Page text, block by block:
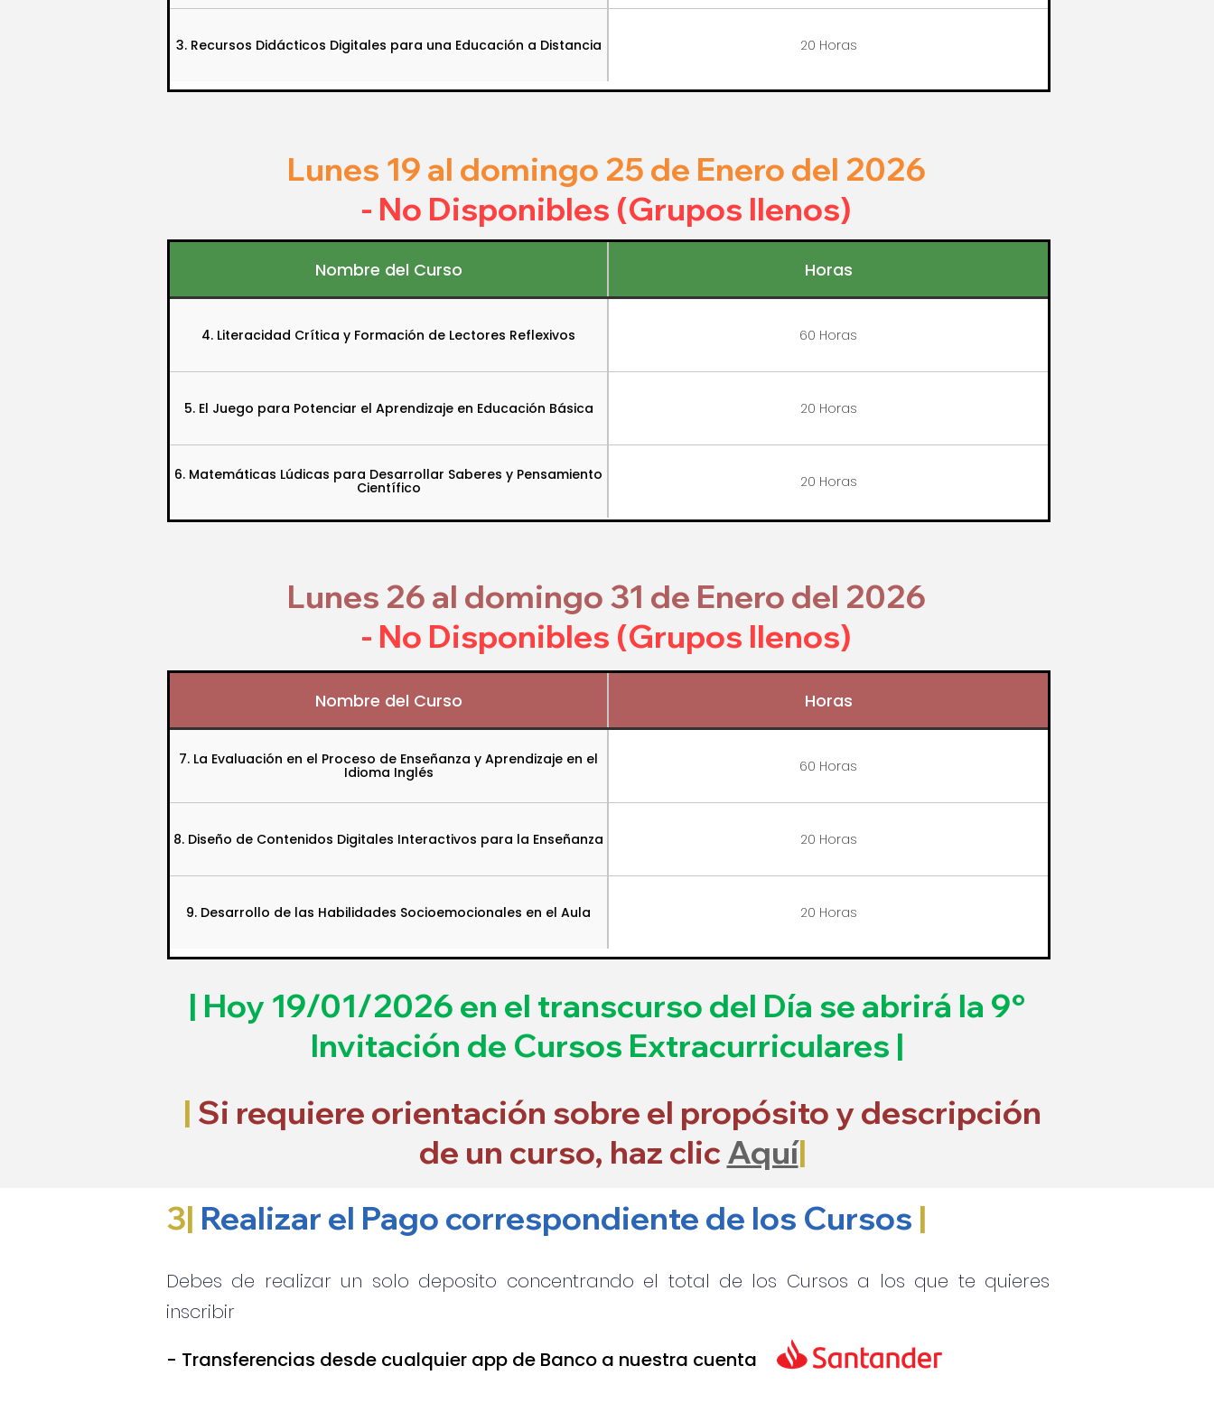
3. Recursos Didácticos Digitales para una Educación a Distancia 20 Horas
Lunes 19 al domingo 25 de Enero del 2026
- No Disponibles (Grupos llenos)
Nombre del Curso Horas
4. Literacidad Crítica y Formación de Lectores Reflexivos 60 Horas
5. El Juego para Potenciar el Aprendizaje en Educación Básica 20 Horas
6. Matemáticas Lúdicas para Desarrollar Saberes y Pensamiento
Científico 20 Horas
Lunes 26 al domingo 31 de Enero del 2026
- No Disponibles (Grupos llenos)
Nombre del Curso Horas
7. La Evaluación en el Proceso de Enseñanza y Aprendizaje en el
Idioma Inglés 60 Horas
8. Diseño de Contenidos Digitales Interactivos para la Enseñanza 20 Horas
9. Desarrollo de las Habilidades Socioemocionales en el Aula 20 Horas
| Hoy 19/01/2026 en el transcurso del Día se abrirá la 9°
Invitación de Cursos Extracurriculares |
| Si requiere orientación sobre el propósito y descripción
de un curso, haz clic Aquí|
3| Realizar el Pago correspondiente de los Cursos |
Debes de realizar un solo deposito concentrando el total de los Cursos a los que te quieres
inscribir
- Transferencias desde cualquier app de Banco a nuestra cuenta